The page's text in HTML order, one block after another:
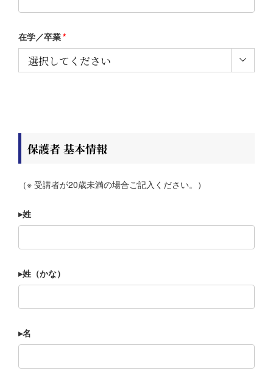
在学／卒業*

保護者 基本情報
（※ 受講者が20歳未満の場合ご記入ください。）
▸姓
▸姓（かな）
▸名